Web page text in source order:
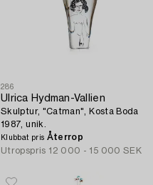
286
Ulrica Hydman-Vallien
Skulptur, "Catman", Kosta Boda
1987, unik.
Klubbat pris Återrop
Utropspris 12 000 - 15 000 SEK